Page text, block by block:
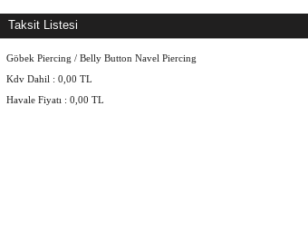
Taksit Listesi
Göbek Piercing / Belly Button Navel Piercing
Kdv Dahil : 0,00 TL
Havale Fiyatı : 0,00 TL